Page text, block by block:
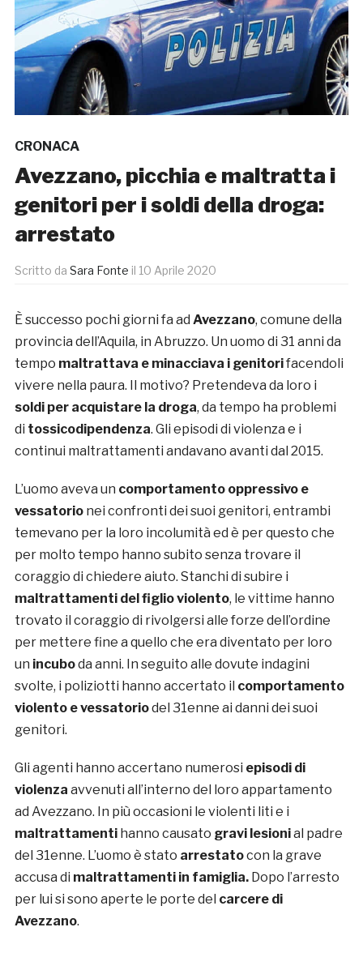
CRONACA
Avezzano, picchia e maltratta i
genitori per i soldi della droga:
arrestato
Scritto da Sara Fonte il 10 Aprile 2020
È successo pochi giorni fa ad Avezzano, comune della
provincia dell’Aquila, in Abruzzo. Un uomo di 31 anni da
tempo maltrattava e minacciava i genitorifacendoli
vivere nella paura. Il motivo? Pretendeva da loro i
soldi per acquistare la droga, da tempo ha problemi
di tossicodipendenza. Gli episodi di violenza e i
continui maltrattamenti andavano avanti dal 2015.
L’uomo aveva un comportamento oppressivo e
vessatorionei confronti dei suoi genitori, entrambi
temevano per la loro incolumità ed è per questo che
per molto tempo hanno subito senza trovare il
coraggio di chiedere aiuto. Stanchi di subire i
maltrattamenti del figlio violento, le vittime hanno
trovato il coraggio di rivolgersi alle forze dell’ordine
per mettere fine a quello che era diventato per loro
un incuboda anni. In seguito alle dovute indagini
svolte, i poliziotti hanno accertato il comportamento
violento e vessatoriodel 31enne ai danni dei suoi
genitori.
Gli agenti hanno accertano numerosi episodi di
violenza avvenuti all’interno del loro appartamento
ad Avezzano. In più occasioni le violenti liti e i
maltrattamentihanno causato gravi lesionial padre
del 31enne. L’uomo è stato arrestatocon la grave
accusa di maltrattamenti in famiglia.Dopo l’arresto
per lui si sono aperte le porte del carcere di
Avezzano.